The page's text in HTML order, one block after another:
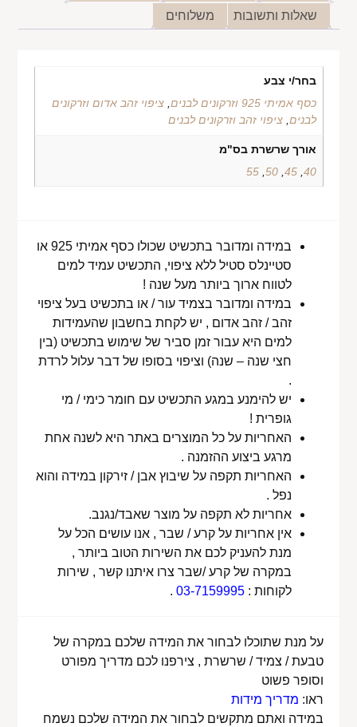
שאלות ותשובות
משלוחים
בחר/י צבע
כסף אמיתי 925 וזרקונים לבנים
,ציפוי זהב אדום וזרקונים
לבנים,ציפוי זהב וזרקונים לבנים
אורך שרשרת בס"מ
40
,
45
,
50
,
55
במידה ומדובר בתכשיט שכולו כסף אמיתי 925 או
סטיינלס סטיל ללא ציפוי, התכשיט עמיד למים
לטווח ארוך ביותר מעל שנה !
במידה ומדובר בצמיד עור / או בתכשיט בעל ציפוי
זהב / זהב אדום , יש לקחת בחשבון שהעמידות
למים היא עבור זמן סביר של שימוש בתכשיט (בין
חצי שנה – שנה) וציפוי בסופו של דבר עלול לרדת
יש להימנע במגע התכשיט עם חומר כימי / מי
גופרית !
האחריות על כל המוצרים באתר היא לשנה אחת
מרגע ביצוע ההזמנה .
האחריות תקפה על שיבוץ אבן / זירקון במידה והוא
נפל .
אחריות לא תקפה על מוצר שאבד/נגנב.
אין אחריות על קרע / שבר , אנו עושים הכל על
מנת להעניק לכם את השירות הטוב ביותר ,
במקרה של קרע /שבר צרו איתנו קשר , שירות
לקוחות : 03-7159995
.
על מנת שתוכלו לבחור את המידה שלכם במקרה של
טבעת / צמיד / שרשרת , צירפנו לכם מדריך מפורט
וסופר פשוט
ראו: מדריך מידות
במידה ואתם מתקשים לבחור את המידה שלכם נשמח